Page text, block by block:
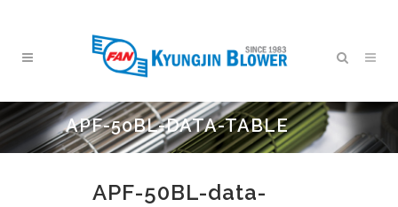
APF-50BL-DATA-TABLE
APF-50BL-data-